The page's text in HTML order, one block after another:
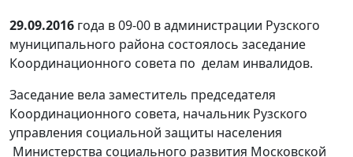
29.09.2016 года в 09-00 в администрации Рузского
муниципального района состоялось заседание
Координационного совета по делам инвалидов.
Заседание вела заместитель председателя
Координационного совета, начальник Рузского
управления социальной защиты населения
Министерства социального развития Московской